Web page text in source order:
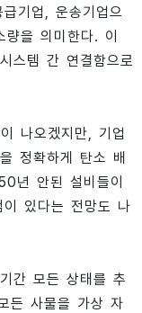
기업, 운송기업으
을 의미한다. 이
스템 간 연결함으로
나오겠지만, 기업
정확하게 탄소 배
년 안된 설비들이
있다는 전망도 나
간 모든 상태를 추
든 사물을 가상 자